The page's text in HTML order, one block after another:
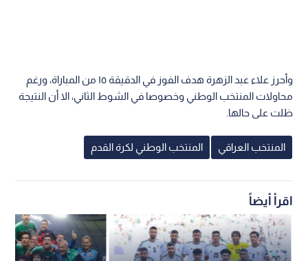
وأحرز علاء عبد الزهرة هدف الفوز في الدقيقة ١٥ من المباراة، ورغم
محاولات المنتخب الوطني وخصوصا في الشوط الثاني، الا أن النتيجة
ظلت على حالها.
المنتخب العراقي المنتخب الوطني لكرة القدم
اقرأ أيضاً